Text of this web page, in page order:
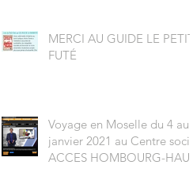
MERCI AU GUIDE LE PETIT-
FUTÉ
Voyage en Moselle du 4 au 8
janvier 2021 au Centre social
ACCES HOMBOURG-HAUT